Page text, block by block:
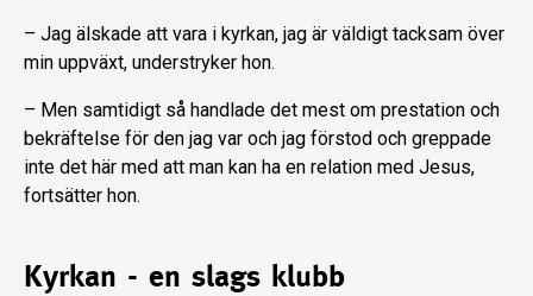
– Jag älskade att vara i kyrkan, jag är väldigt tacksam över
min uppväxt, understryker hon.
– Men samtidigt så handlade det mest om prestation och
bekräftelse för den jag var och jag förstod och greppade
inte det här med att man kan ha en relation med Jesus,
fortsätter hon.
Kyrkan - en slags klubb